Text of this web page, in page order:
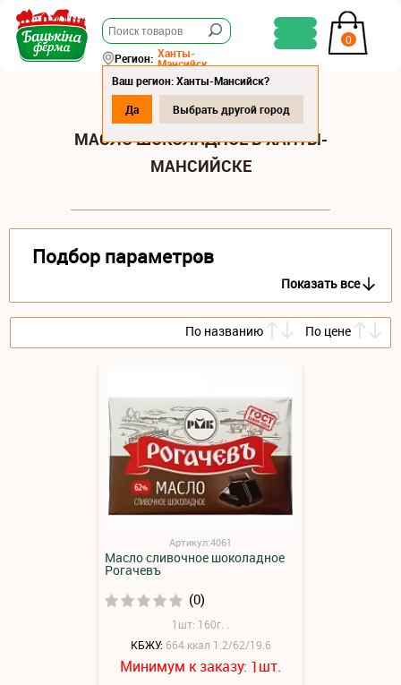
0
Регион: Ханты-
Мансийск
Ваш регион: Ханты-Мансийск?
Да
Выбрать другой город
МАСЛО ШОКОЛАДНОЕ В ХАНТЫ-
МАНСИЙСКЕ
Подбор параметров
Показать все
По названию По цене
Артикул:4061
Масло сливочное шоколадное
Рогачевъ
(0)
1шт: 160г. .
КБЖУ: 664 ккал 1.2/62/19.6
Минимум к заказу: 1шт.